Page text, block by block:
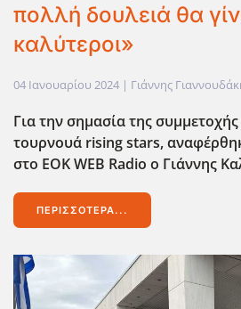
πολλή δουλειά θα
καλύτεροι»
04 Ιανουαρίου 2024 | Γιάννης
Για την σημασία της
τουρνουά risingstars,
στο EOKWEB Radio ο Γιάννης
ΠΕΡΙΣΣΌΤΕΡΑ...